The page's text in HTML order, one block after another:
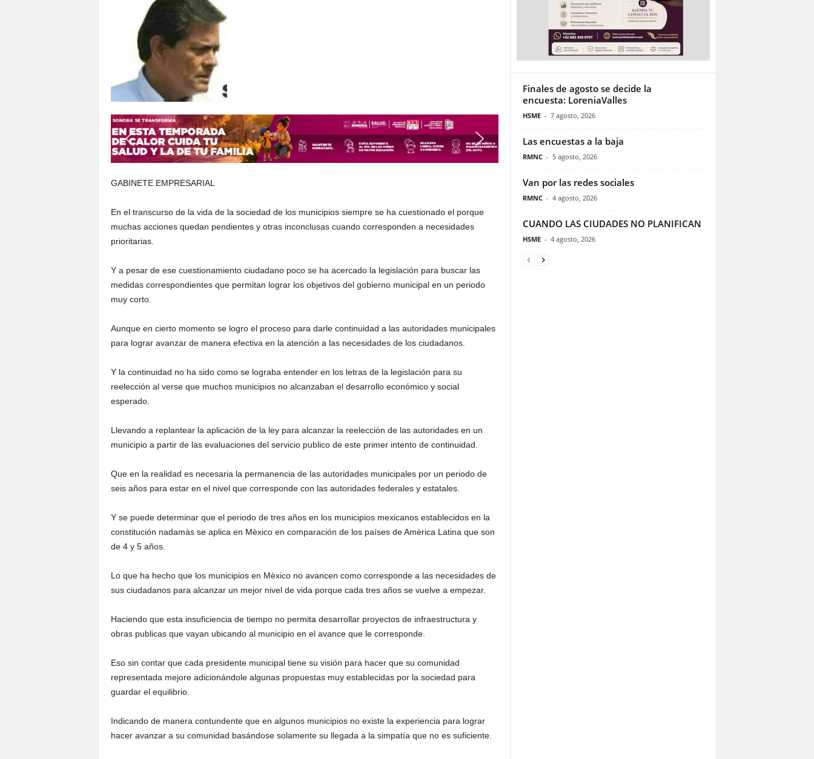
GABINETE EMPRESARIAL
En el transcurso de la vida de la sociedad de los municipios siempre se ha cuestionado el porque
muchas acciones quedan pendientes y otras inconclusas cuando corresponden a necesidades
prioritarias.
Y a pesar de ese cuestionamiento ciudadano poco se ha acercado la legislación para buscar las
medidas correspondientes que permitan lograr los objetivos del gobierno municipal en un periodo
muy corto.
Aunque en cierto momento se logro el proceso para darle continuidad a las autoridades municipales
para lograr avanzar de manera efectiva en la atención a las necesidades de los ciudadanos.
Y la continuidad no ha sido como se lograba entender en los letras de la legislación para su
reelección al verse que muchos municipios no alcanzaban el desarrollo económico y social
esperado.
Llevando a replantear la aplicación de la ley para alcanzar la reelección de las autoridades en un
municipio a partir de las evaluaciones del servicio publico de este primer intento de continuidad.
Que en la realidad es necesaria la permanencia de las autoridades municipales por un periodo de
seis años para estar en el nivel que corresponde con las autoridades federales y estatales.
Y se puede determinar que el periodo de tres años en los municipios mexicanos establecidos en la
constitución nadamàs se aplica en Mèxico en comparación de los países de Amèrica Latina que son
de 4 y 5 años.
Lo que ha hecho que los municipios en Mèxico no avancen como corresponde a las necesidades de
sus ciudadanos para alcanzar un mejor nivel de vida porque cada tres años se vuelve a empezar.
Haciendo que esta insuficiencia de tiempo no permita desarrollar proyectos de infraestructura y
obras publicas que vayan ubicando al municipio en el avance que le corresponde.
Eso sin contar que cada presidente municipal tiene su visión para hacer que su comunidad
representada mejore adicionándole algunas propuestas muy establecidas por la sociedad para
guardar el equilibrio.
Indicando de manera contundente que en algunos municipios no existe la experiencia para lograr
hacer avanzar a su comunidad basándose solamente su llegada a la simpatía que no es suficiente.
Finales de agosto se decide la
encuesta: LoreniaValles
HSME - 7 agosto, 2026
Las encuestas a la baja
RMNC - 5 agosto, 2026
Van por las redes sociales
RMNC - 4 agosto, 2026
CUANDO LAS CIUDADES NO PLANIFICAN
HSME - 4 agosto, 2026